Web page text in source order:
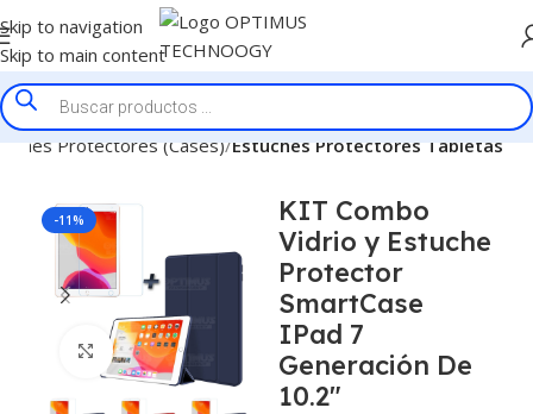
Skip to navigation
Skip to main content
Protectores (Cases) Estuches Protectores Tabletas
-11%
Click to enlarge
KIT Combo
Vidrio y Estuche
Protector
SmartCase
IPad 7
Generación De
10.2″